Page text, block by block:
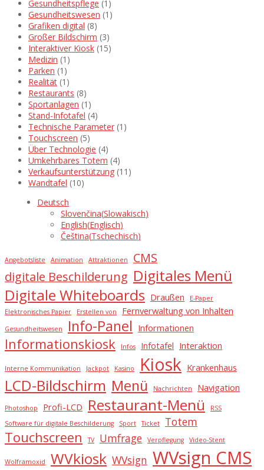
Gesundheitspflege (1)
Gesundheitswesen (1)
Grafiken digital (8)
Großer Bildschirm (3)
Interaktiver Kiosk (15)
Medizin (1)
Parken (1)
Realität (1)
Restaurants (8)
Sportanlagen (1)
Stand-Infotafel (4)
Technische Parameter (1)
Touchscreen (5)
Über Technologie (4)
Umkehrbares Totem (4)
Verkaufsunterstützung (11)
Wandtafel (10)
Deutsch
Slovenčina(Slowakisch)
English(Englisch)
Čeština(Tschechisch)
Angebotsliste Animation Attraktionen
CMS
digitale Beschilderung Digitales Menü
Digitale Whiteboards Draußen
E-Paper
Elektronisches Papier
Erstellen von Fernverwaltung von Inhalten
Gesundheitswesen Info-Panel Informationen
Informationskiosk Infos Infotafel Interaktion
Interne Kommunikation Jackpot Kasino Kiosk Krankenhaus
LCD-Bildschirm Menü Nachrichten Navigation
Photoshop Profi-LCD Restaurant-Menü
RSS
Software für digitale Beschilderung
Sport Ticket Totem
Touchscreen TV Umfrage Verpflegung Video-Stent
Wolframoxid WVkiosk WVsign WVsign CMS